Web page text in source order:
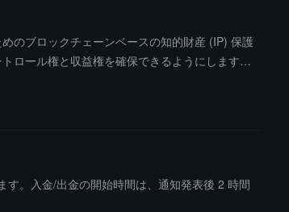
のブロックチェーンベースの知的財産 (IP) 保護
ロール権と収益権を確保できるようにします。
。入金/出金の開始時間は、通知発表後 2 時間